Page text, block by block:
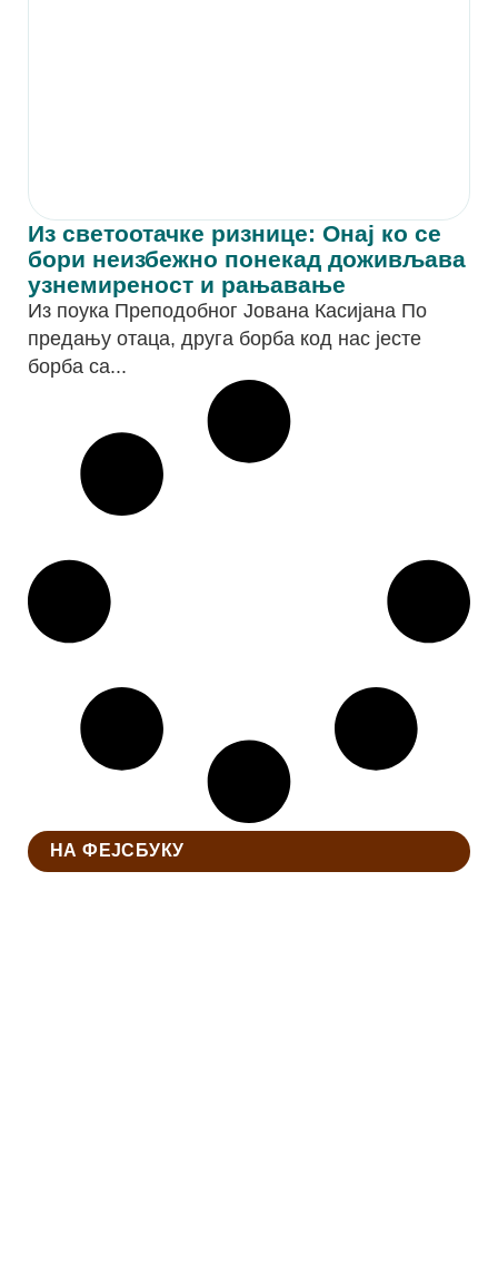
Из светоотачке ризнице: Онај ко се
бори неизбежно понекад доживљава
узнемиреност и рањавање
Из поука Преподобног Јована Касијана По
предању отаца, друга борба код нас јесте
борба са...
НА ФЕЈСБУКУ